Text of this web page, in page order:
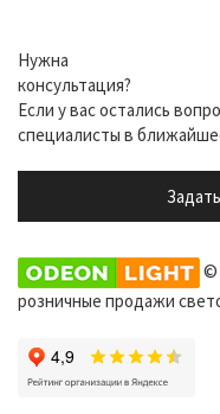
Нужна
консультация?
Если у вас остались
специалисты в
©
розничные продажи